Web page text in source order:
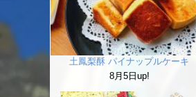
土鳳梨酥 パイナップルケーキ
8月5日up!